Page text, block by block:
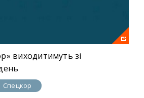
виходитимуть зі
Спецкор